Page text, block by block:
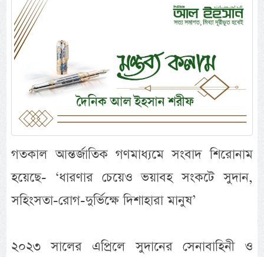
গতকাল আন্তর্জাতিক গণমাধ্যমে সংবাদ শিরোনাম
হয়েছে- ‘ধারণার চেয়েও ভয়াবহ সংকটে সুদান,
সহিংসতা-রোগ-দুর্ভিক্ষে দিশাহারা মানুষ’
২০২৩ সালের এপ্রিলে সুদানের সেনাবাহিনী ও